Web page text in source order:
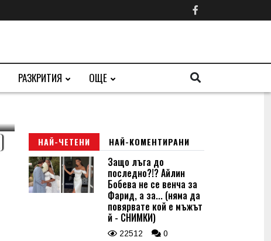
РАЗКРИТИЯ ОЩЕ
НАЙ-ЧЕТЕНИ НАЙ-КОМЕНТИРАНИ
Защо лъга до
последно?!? Айлин
Бобева не се венча за
Фарид, а за... (няма да
повярвате кой е мъжът
й - СНИМКИ)
22512 0